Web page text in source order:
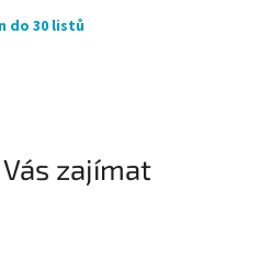
do 30 listů
zajímat